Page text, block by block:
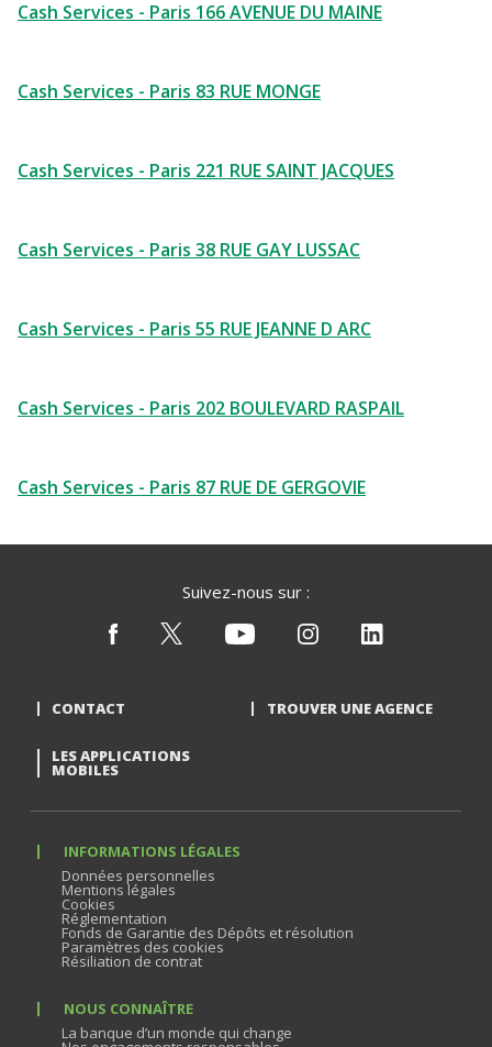
Cash Services - Paris 166 AVENUE DU MAINE
Cash Services - Paris 83 RUE MONGE
Cash Services - Paris 221 RUE SAINT JACQUES
Cash Services - Paris 38 RUE GAY LUSSAC
Cash Services - Paris 55 RUE JEANNE D ARC
Cash Services - Paris 202 BOULEVARD RASPAIL
Cash Services - Paris 87 RUE DE GERGOVIE
Suivez-nous sur :
CONTACT TROUVER UNE AGENCE
LES APPLICATIONS
MOBILES
INFORMATIONS LÉGALES
Données personnelles
Mentions légales
Cookies
Réglementation
Fonds de Garantie des Dépôts et résolution
Paramètres des cookies
Résiliation de contrat
NOUS CONNAÎTRE
La banque d’un monde qui change